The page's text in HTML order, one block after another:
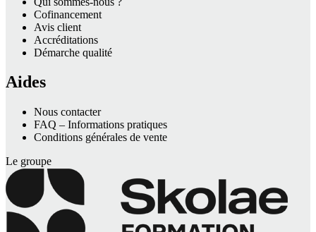
Cofinancement
Avis client
Accréditations
Démarche qualité
Aides
Nous contacter
FAQ – Informations pratiques
Conditions générales de vente
Le groupe